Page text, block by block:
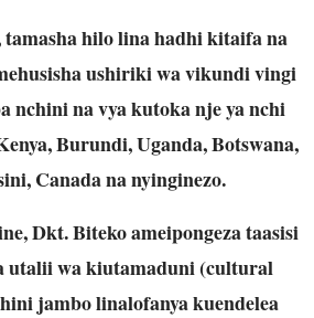
tamasha hilo lina hadhi kitaifa na
ushiriki wa vikundi vingi
nchini na vya kutoka nje ya nchi
Burundi, Uganda, Botswana,
Canada na nyinginezo.
Dkt. Biteko ameipongeza taasisi
utalii wa kiutamaduni (cultural
jambo linalofanya kuendelea